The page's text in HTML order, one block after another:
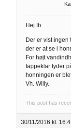
Hej Ib.
Der er vist
der er at se i
For højt
tappeklar tyder
honningen er
Vh. Willy.
This post has
30/11/2016 kl.